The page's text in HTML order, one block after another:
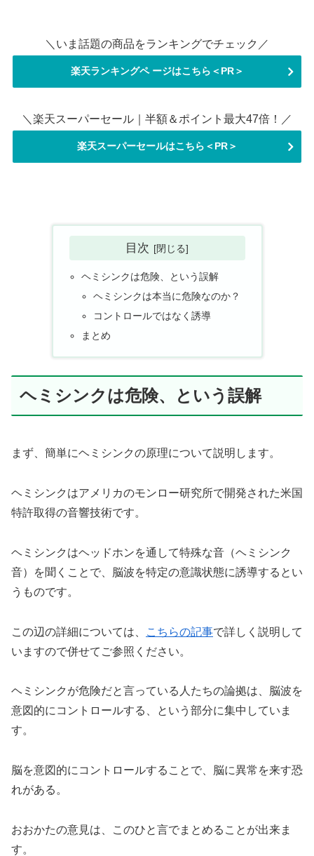
＼いま話題の商品をランキングでチェック／
楽天ランキングペ ージはこちら＜PR＞
＼楽天スーパーセール｜半額＆ポイント最大47倍！／
楽天スーパーセールはこちら＜PR＞
目次
ヘミシンクは危険、という誤解
ヘミシンクは本当に危険なのか？
コントロールではなく誘導
まとめ
ヘミシンクは危険、という誤解
まず、簡単にヘミシンクの原理について説明します。
ヘミシンクはアメリカのモンロー研究所で開発された米国
特許取得の音響技術です。
ヘミシンクはヘッドホンを通して特殊な音（ヘミシンク
音）を聞くことで、脳波を特定の意識状態に誘導するとい
うものです。
この辺の詳細については、 こちらの記事で詳しく説明して
いますので併せてご参照ください。
ヘミシンクが危険だと言っている人たちの論拠は、脳波を
意図的にコントロールする、という部分に集中していま
す。
脳を意図的にコントロールすることで、脳に異常を来す恐
れがある。
おおかたの意見は、このひと言でまとめることが出来ま
す。